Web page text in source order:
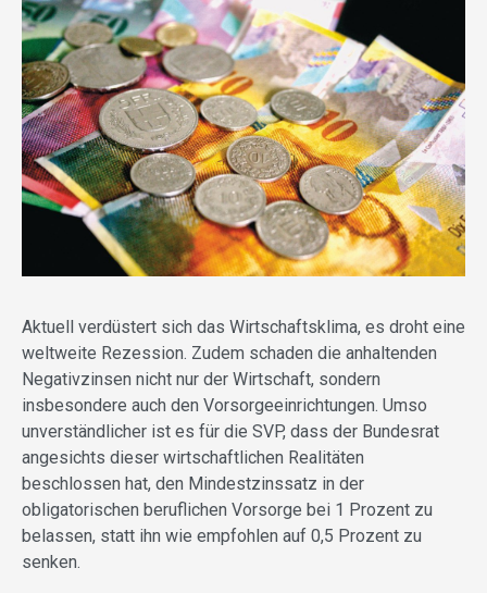
Aktuell verdüstert sich das Wirtschaftsklima, es droht eine
weltweite Rezession. Zudem schaden die anhaltenden
Negativzinsen nicht nur der Wirtschaft, sondern
insbesondere auch den Vorsorgeeinrichtungen. Umso
unverständlicher ist es für die SVP, dass der Bundesrat
angesichts dieser wirtschaftlichen Realitäten
beschlossen hat, den Mindestzinssatz in der
obligatorischen beruflichen Vorsorge bei 1 Prozent zu
belassen, statt ihn wie empfohlen auf 0,5 Prozent zu
senken.